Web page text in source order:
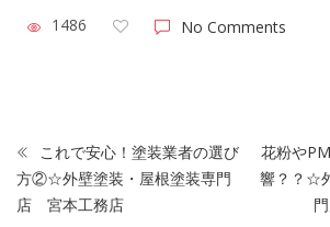
1486 No Comments
これで安心！塗装業者の選び
方②☆外壁塗装・屋根塗装専門
店 宮本工務店
花粉や
響？？☆